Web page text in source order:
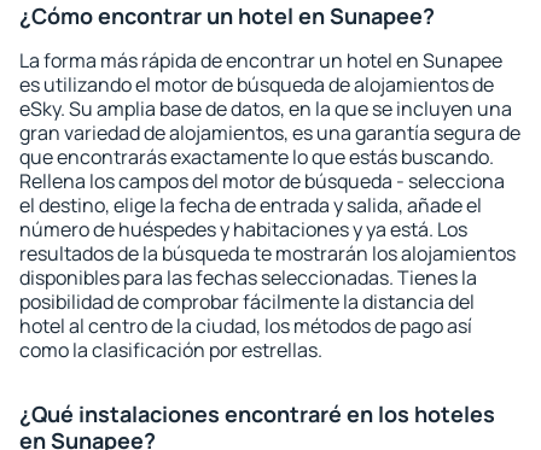
¿Cómo encontrar un hotel en Sunapee?
La forma más rápida de encontrar un hotel en Sunapee
es utilizando el motor de búsqueda de alojamientos de
eSky. Su amplia base de datos, en la que se incluyen una
gran variedad de alojamientos, es una garantía segura de
que encontrarás exactamente lo que estás buscando.
Rellena los campos del motor de búsqueda - selecciona
el destino, elige la fecha de entrada y salida, añade el
número de huéspedes y habitaciones y ya está. Los
resultados de la búsqueda te mostrarán los alojamientos
disponibles para las fechas seleccionadas. Tienes la
posibilidad de comprobar fácilmente la distancia del
hotel al centro de la ciudad, los métodos de pago así
como la clasificación por estrellas.
¿Qué instalaciones encontraré en los hoteles
en Sunapee?